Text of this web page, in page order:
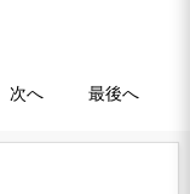
次へ 最後へ